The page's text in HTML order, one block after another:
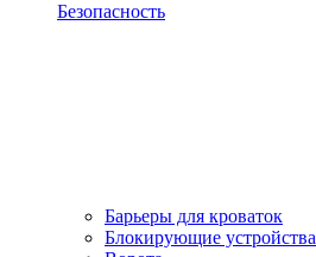
Безопасность
Барьеры для кроваток
Блокирующие устройства